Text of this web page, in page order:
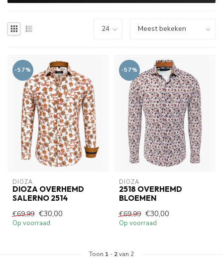
-57%
DIOZA
DIOZA OVERHEMD
SALERNO 2514
€69,99 €30,00
Op voorraad
-57%
DIOZA
2518 OVERHEMD
BLOEMEN
€69,99 €30,00
Op voorraad
Toon 1 - 2van 2